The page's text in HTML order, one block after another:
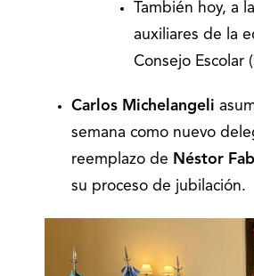
También hoy, a
auxiliares de la
Consejo Escolar
Carlos Michelangeli
semana como nuevo
reemplazo de Néstor
su proceso de jubilación.